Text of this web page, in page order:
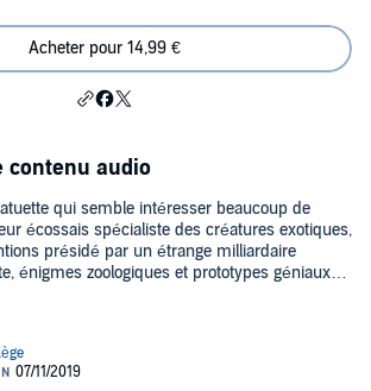
Acheter pour 14,99 €
contenu audio
qui semble intéresser beaucoup de
écossais spécialiste des créatures exotiques,
présidé par un étrange milliardaire
énigmes zoologiques et prototypes géniaux…
intelligence du fantastique P. P.
en perspective pour ses deux gardes
Vert et le mystère du Loch Ness - Le club
Editions Gallimard Jeunesse (P)2019 Editions